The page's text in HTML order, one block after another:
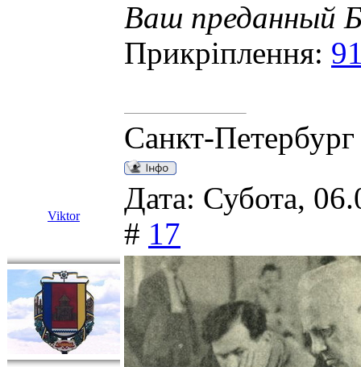
Ваш преданный
Прикріплення:
Санкт-Петербург
Viktor
Дата: Субота,
# 17